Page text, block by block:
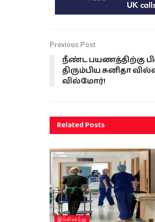
Previous Post
நீண்ட பயணத்திற்கு
திரும்பிய சுனிதா
வில்மோர்!
RelatedPosts
இங்கிலாந்து